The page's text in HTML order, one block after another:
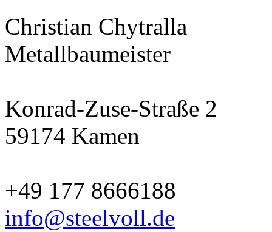
Christian Chytralla
Metallbaumeister
Konrad-Zuse-Straße 2
59174 Kamen
+49 177 8666188
info@steelvoll.de